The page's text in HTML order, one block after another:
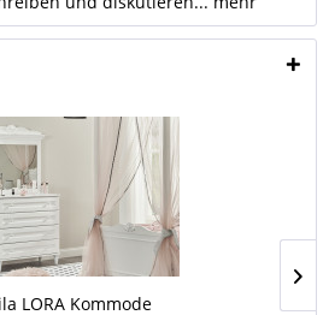
LORA Kommode